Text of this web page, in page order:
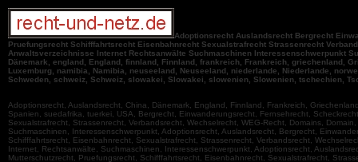
Adoptionsrecht Auslandsrecht Bergrecht
Pruefungsrecht Schifffahrtsrecht Eisenbahnrecht Sexualstrafrecht Strassenrecht
Anwaltsverzeichnisse Internet Rechtsanwälte Suchmaschinen Interessenschwerpunkt
Dänemark, england, England, finnland, Finnland, frankreich, Frankreich, griechenland,
Luxemburg, namibia, Namibia, neuseeland, Neuseeland, niederlande, Niederlande,
Schweden, schweiz, Schweiz, slowakei, Slowakei, slowenien, Slowenien, tschechien,
Adoptionsrecht, Auslandsrecht, China, Dänemark, England, Finnland, Frankreich,
Spanien, suedafrika, tuerkei, USA, Bergrecht, Einwanderungsrecht, Fernsehrecht,
Sexualstrafrecht, Strassenrecht, Verbandsrecht, Wechselrecht, WEG-Recht, Domains,
Suchmaschinen, Interessenschwerpunkt, Adoptionsrecht, Auslandsrecht, Bergrecht,
Schifffahrtsrecht, Eisenbahnrecht, Sexualstrafrecht, Strassenrecht, Verbandsrecht,
Internet, Rechtsanwälte, Suchmaschinen, Interessenschwerpunkt, Adoptionsrecht,
Mutterschutzrecht, Pruefungsrecht, Schifffahrtsrecht, Eisenbahnrecht, Sexualstrafrecht,